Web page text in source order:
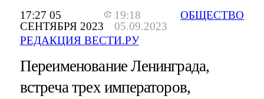
17:27 05
СЕНТЯБРЯ 2023
19:18
05.09.2023
РЕДАКЦИЯ ВЕСТИ.РУ
ОБЩЕСТВО
Переименование Ленинграда,
встреча трех императоров,